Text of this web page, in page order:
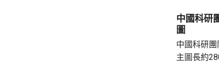
三江說，
制作用，深化
老撾亦與當
中國科研
圖
中國科研團
主圖長約